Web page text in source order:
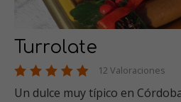
Turrolate
12 Valoraciones
Un dulce muy típico en